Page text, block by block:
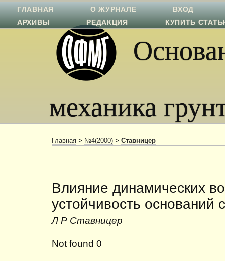
механика
ГЛАВНАЯ О ЖУРНАЛЕ
ВХОД
АРХИВЫ
РЕДАКЦИЯ КУПИТЬ
Главная > №4(2000) > Ставницер
Влияние динамических
устойчивость оснований
Л Р Ставницер
Not found 0